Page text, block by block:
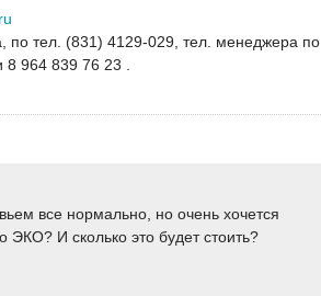
по тел. (831) 4129-029, тел. менеджера по
964 839 76 23 .
все нормально, но очень хочется
ЭКО? И сколько это будет стоить?